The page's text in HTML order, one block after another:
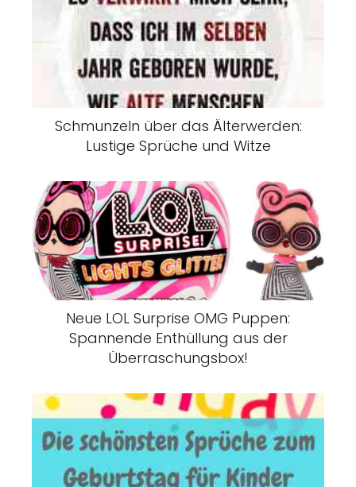
Schmunzeln über das Älterwerden:
Lustige Sprüche und Witze
Neue LOL Surprise OMG Puppen:
Spannende Enthüllung aus der
Überraschungsbox!